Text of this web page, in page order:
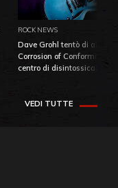
ROCK NEWS
Dave Grohl tentò di
Corrosion of Conformity
centro di
VEDI TUTTE